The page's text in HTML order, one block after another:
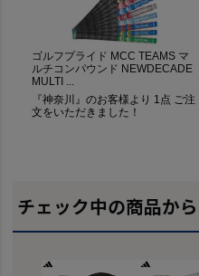
チェック中の商品か